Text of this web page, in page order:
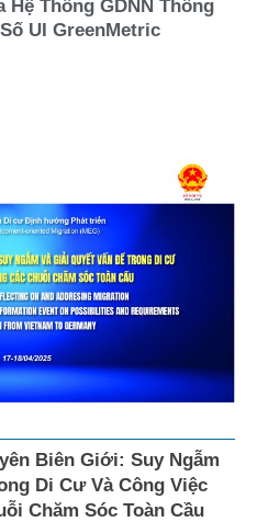
Hệ Thống GDNN Thông
UI GreenMetric
Biên Giới: Suy Ngẫm
Di Cư Và Công Việc
Chăm Sóc Toàn Cầu